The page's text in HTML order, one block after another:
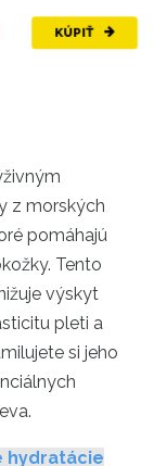
KÚPIŤ
z morských
pomáhajú
Tento
výskyt
pleti a
si jeho
hydratácie